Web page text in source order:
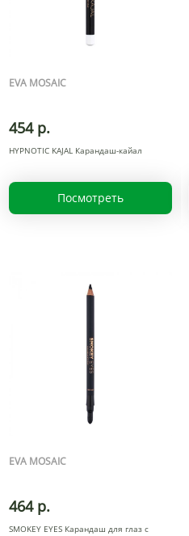
EVA MOSAIC
454 р.
HYPNOTIC KAJAL Карандаш-кайал
Посмотреть
EVA MOSAIC
464 р.
SMOKEY EYES Карандаш для глаз с